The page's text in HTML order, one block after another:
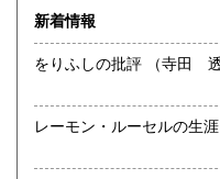
佐賀県
熊本県 600
宮崎県 600
沿線名：東海道線、小田急
最寄駅：藤沢駅
営業時間：午前10時〜午
定休日：無休{古書展等で
書籍の買取について
新着情報
をりふしの批評 （寺田